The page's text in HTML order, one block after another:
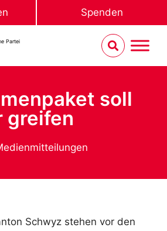
Spenden
Partei
soll
greifen
Schwyz stehen vor den